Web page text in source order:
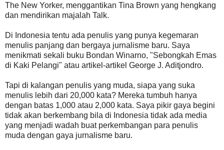
The New Yorker, menggantikan Tina Brown yang hengkang
dan mendirikan majalah Talk.
Di Indonesia tentu ada penulis yang punya kegemaran
menulis panjang dan bergaya jurnalisme baru. Saya
menikmati sekali buku Bondan Winarno, "Sebongkah Emas
di Kaki Pelangi" atau artikel-artikel George J. Aditjondro.
Tapi di kalangan penulis yang muda, siapa yang suka
menulis lebih dari 20,000 kata? Mereka tumbuh hanya
dengan batas 1,000 atau 2,000 kata. Saya pikir gaya begini
tidak akan berkembang bila di Indonesia tidak ada media
yang menjadi wadah buat perkembangan para penulis
muda dengan gaya jurnalisme baru.